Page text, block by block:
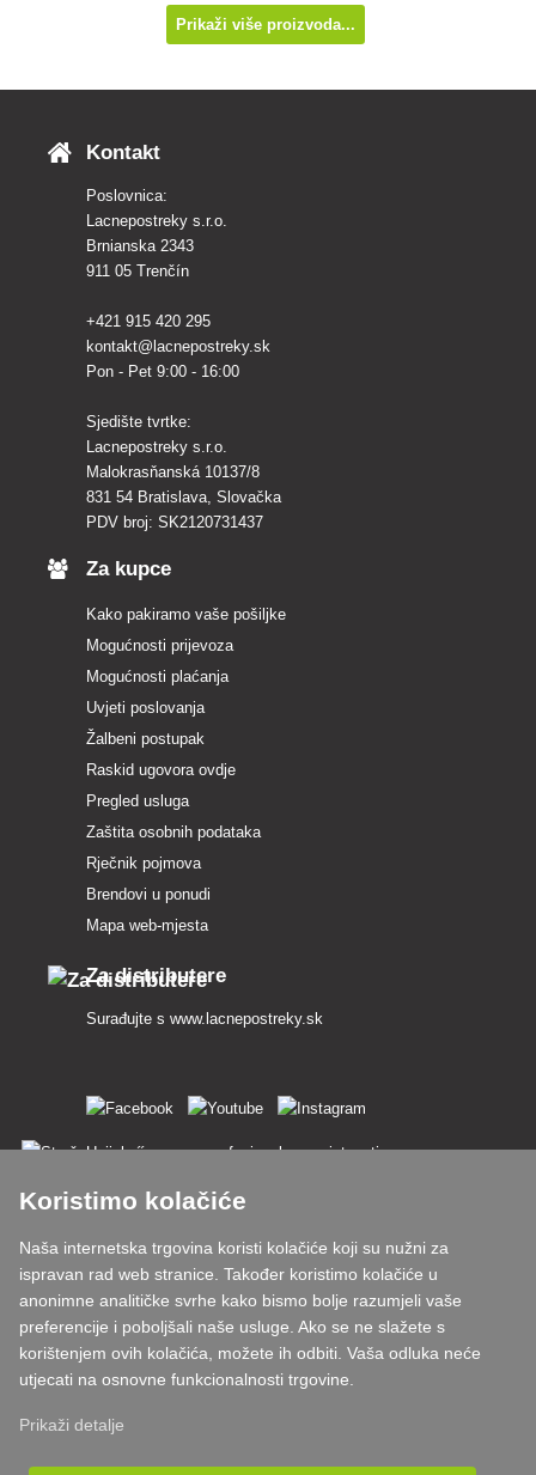
Prikaži više proizvoda...
Kontakt
Poslovnica:
Lacnepostreky s.r.o.
Brnianska 2343
911 05 Trenčín
+421 915 420 295
kontakt@lacnepostreky.sk
Pon - Pet 9:00 - 16:00
Sjedište tvrtke:
Lacnepostreky s.r.o.
Malokrasňanská 10137/8
831 54 Bratislava, Slovačka
PDV broj: SK2120731437
Za kupce
Kako pakiramo vaše pošiljke
Mogućnosti prijevoza
Mogućnosti plaćanja
Uvjeti poslovanja
Žalbeni postupak
Raskid ugovora ovdje
Pregled usluga
Zaštita osobnih podataka
Rječnik pojmova
Brendovi u ponudi
Mapa web-mjesta
Za distributere
Surađujte s www.lacnepostreky.sk
Uvijek ćemo vas profesionalno savjetovati
Reklamacije obrađujemo u roku od 24 sata
85% robe na zalihi
Dostava u roku od 24 sata od ponedjeljka do petka
Koristimo kolačiće
Naša internetska trgovina koristi kolačiće koji su nužni za
ispravan rad web stranice. Također koristimo kolačiće u
anonimne analitičke svrhe kako bismo bolje razumjeli vaše
preferencije i poboljšali naše usluge. Ako se ne slažete s
korištenjem ovih kolačića, možete ih odbiti. Vaša odluka neće
utjecati na osnovne funkcionalnosti trgovine.
Prikaži detalje